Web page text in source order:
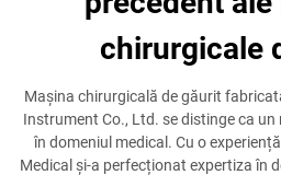
chirurgicale
Mașina chirurgicală de găurit
Instrument Co., Ltd. se distinge ca
în domeniul medical. Cu o
Medical și-a perfecționat expertiza în